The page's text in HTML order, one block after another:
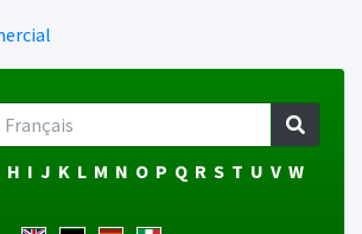
H I J K L M N O P Q R S T U V W